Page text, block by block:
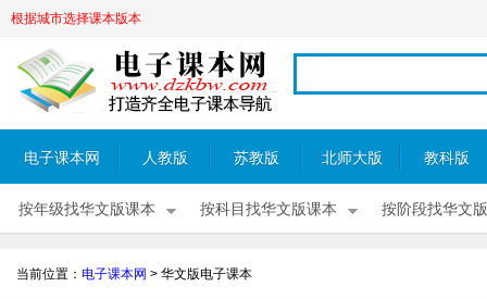
根据城市选择课本版本
电子课本网 人教版 苏教版 北师大版 教科版
按年级找华文版课本 按科目找华文版课本 按阶段找华文
当前位置： 电子课本网 > 华文版电子课本